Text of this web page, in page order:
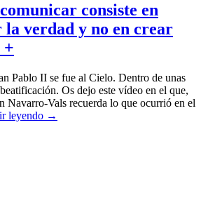
consiste en
la verdad y no en crear
+
Pablo II se fue al Cielo. Dentro de unas
Os dejo este vídeo en el que,
Navarro-Vals recuerda lo que ocurrió en el
leyendo →